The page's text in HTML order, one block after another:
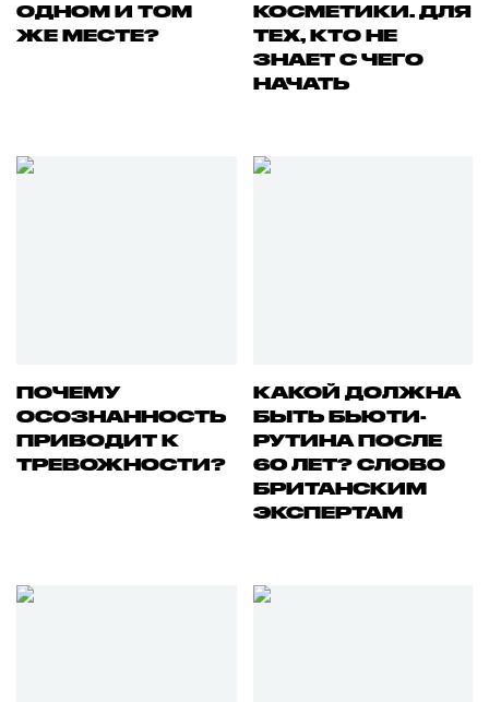
ОДНОМ И ТОМ
ЖЕ МЕСТЕ?
КОСМЕТИКИ. ДЛЯ
ТЕХ, КТО НЕ
ЗНАЕТ С ЧЕГО
НАЧАТЬ
ПОЧЕМУ
ОСОЗНАННОСТЬ
ПРИВОДИТ К
ТРЕВОЖНОСТИ?
КАКОЙ ДОЛЖНА
БЫТЬ БЬЮТИ-
РУТИНА ПОСЛЕ
60 ЛЕТ? СЛОВО
БРИТАНСКИМ
ЭКСПЕРТАМ